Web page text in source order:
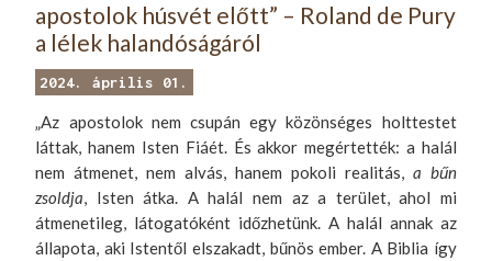
apostolok húsvét előtt” – Roland de Pury
a lélek halandóságáról
2024. április 01.
„Az apostolok nem csupán egy közönséges holttestet
láttak, hanem Isten Fiáét. És akkor megértették: a halál
nem átmenet, nem alvás, hanem pokoli realitás, a bűn
zsoldja, Isten átka. A halál nem az a terület, ahol mi
átmenetileg, látogatóként időzhetünk. A halál annak az
állapota, aki Istentől elszakadt, bűnös ember. A Biblia így